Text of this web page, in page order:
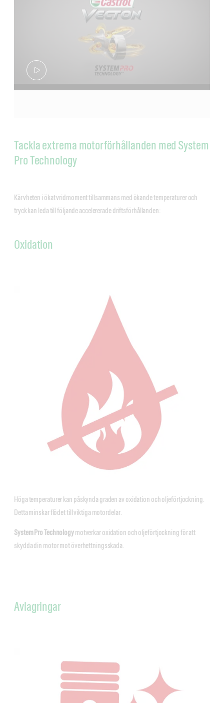
Fișă cu date de securitate
MB-godkännande 228.31
MTU Oil Category 2.1
RVI RLD-3
Volvo VDS-4.5
Produktdatablad
Tackla extrema motorförhållanden med System
Pro Technology
Kärvheten i ökat vridmoment tillsammans med ökande temperaturer och
tryck kan leda till följande accelererade driftsförhållanden:
Oxidation
Höga temperaturer kan påskynda graden av oxidation och oljeförtjockning.
Detta minskar flödet till viktiga motordelar.
System Pro Technologymotverkar oxidation och oljeförtjockning för att
skydda din motor mot överhettningsskada.
Avlagringar